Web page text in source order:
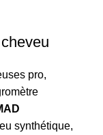
pro,
synthétique,